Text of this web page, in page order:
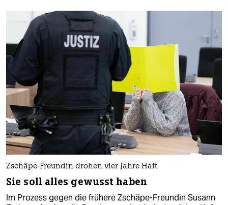
Zschäpe-Freundin drohen vier Jahre Haft
Sie soll alles gewusst haben
Im Prozess gegen die frühere Zschäpe-Freundin Susann